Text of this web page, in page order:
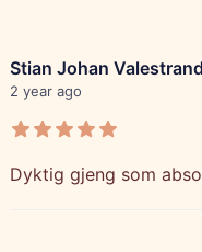
Stian Johan Valestrand
2 year ago
Dyktig gjeng som